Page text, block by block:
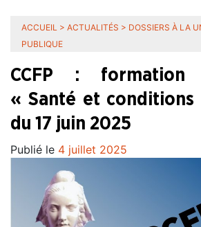
ACCUEIL > ACTUALITÉS > DOSSIERS À LA
PUBLIQUE
CCFP : formation
« Santé et
du 17 juin 2025
Publié le 4 juillet 2025